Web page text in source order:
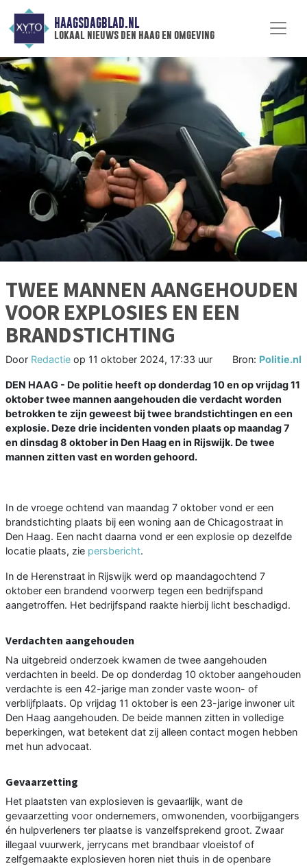
HAAGSDAGBLAD.NL
lokaal nieuws den haag en omgeving
TWEE MANNEN AANGEHOUDEN
VOOR EXPLOSIES EN EEN
BRANDSTICHTING
Door Redactie op 11 oktober 2024, 17:33 uur Bron: Politie.nl
DEN HAAG - De politie heeft op donderdag 10 en op vrijdag 11
oktober twee mannen aangehouden die verdacht worden
betrokken te zijn geweest bij twee brandstichtingen en een
explosie. Deze drie incidenten vonden plaats op maandag 7
en dinsdag 8 oktober in Den Haag en in Rijswijk. De twee
mannen zitten vast en worden gehoord.
In de vroege ochtend van maandag 7 oktober vond er een
brandstichting plaats bij een woning aan de Chicagostraat in
Den Haag. Een nacht daarna vond er een explosie op dezelfde
locatie plaats, zie persbericht.
In de Herenstraat in Rijswijk werd op maandagochtend 7
oktober een brandend voorwerp tegen een bedrijfspand
aangetroffen. Het bedrijfspand raakte hierbij licht beschadigd.
Verdachten aangehouden
Na uitgebreid onderzoek kwamen de twee aangehouden
verdachten in beeld. De op donderdag 10 oktober aangehouden
verdachte is een 42-jarige man zonder vaste woon- of
verblijfplaats. Op vrijdag 11 oktober is een 23-jarige inwoner uit
Den Haag aangehouden. De beide mannen zitten in volledige
beperkingen, wat betekent dat zij alleen contact mogen hebben
met hun advocaat.
Gevaarzetting
Het plaatsten van explosieven is gevaarlijk, want de
gevaarzetting voor ondernemers, omwonenden, voorbijgangers
én hulpverleners ter plaatse is vanzelfsprekend groot. Zwaar
illegaal vuurwerk, jerrycans met brandbaar vloeistof of
zelfgemaakte explosieven horen niet thuis in de openbare